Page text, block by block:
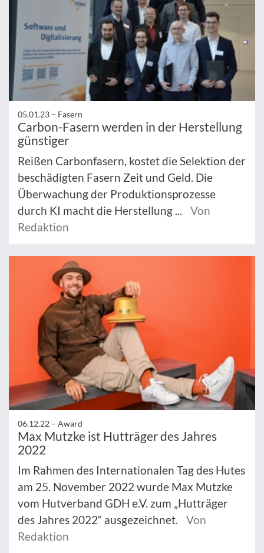
05.01.23 – Fasern
Carbon-Fasern werden in der Herstellung
günstiger
Reißen Carbonfasern, kostet die Selektion der
beschädigten Fasern Zeit und Geld. Die
Überwachung der Produktionsprozesse
durch KI macht die Herstellung ...
Von
Redaktion
06.12.22 – Award
Max Mutzke ist Hutträger des Jahres
2022
Im Rahmen des Internationalen Tag des Hutes
am 25. November 2022 wurde Max Mutzke
vom Hutverband GDH e.V. zum „Hutträger
des Jahres 2022“ ausgezeichnet.
Von
Redaktion